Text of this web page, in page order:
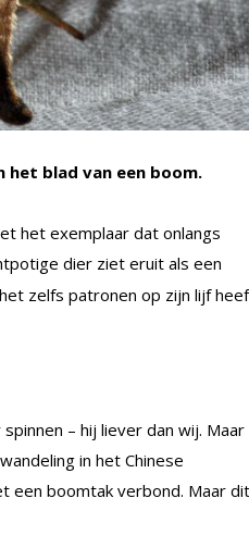
het blad van een boom.
het exemplaar dat onlangs
dier ziet eruit als een
zelfs patronen op zijn lijf
– hij liever dan wij. Maar
in het Chinese
een boomtak verbond. Maar dit